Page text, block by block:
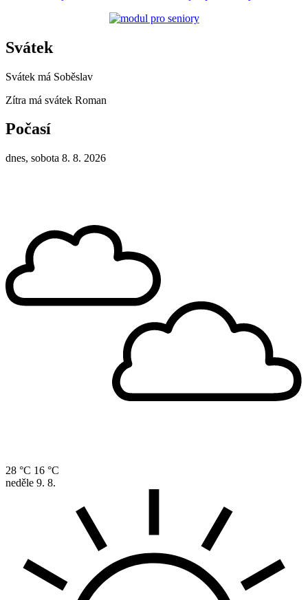
Svátek
Svátek má Soběslav
Zítra má svátek Roman
Počasí
dnes, sobota 8. 8. 2026
28 °C 16 °C
neděle 9. 8.